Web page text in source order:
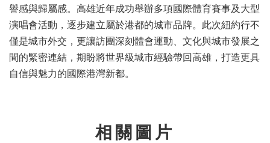
訂
閱
專
譽感與歸屬感。高雄近年成功舉辦多項國際體育賽事及大型
演唱會活動，逐步建立屬於港都的城市品牌。此次紐約行不
僅是城市外交，更讓訪團深刻體會運動、文化與城市發展之
間的緊密連結，期盼將世界級城市經驗帶回高雄，打造更具
自信與魅力的國際港灣新都。
相關圖片